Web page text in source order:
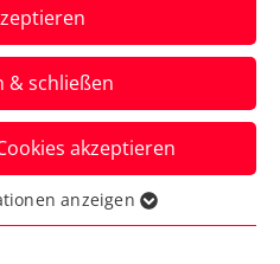
gestoppt
beim
Monastir ein
25.11.2024
& schließen
akzeptieren
für grundlegende
anzeigen